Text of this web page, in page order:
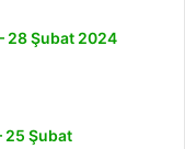
28 Şubat 2024
25 Şubat